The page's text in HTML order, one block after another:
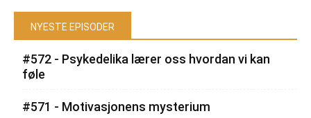
NYESTE EPISODER
#572 - Psykedelika lærer oss hvordan vi kan
føle
#571 - Motivasjonens mysterium